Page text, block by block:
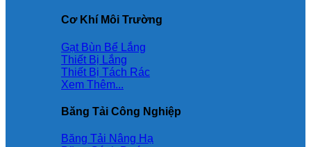
Cơ Khí Môi Trường
Gạt Bùn Bể Lắng
Thiết Bị Lắng
Thiết Bị Tách Rác
Xem Thêm...
Băng Tải Công Nghiệp
Băng Tải Nâng Hạ